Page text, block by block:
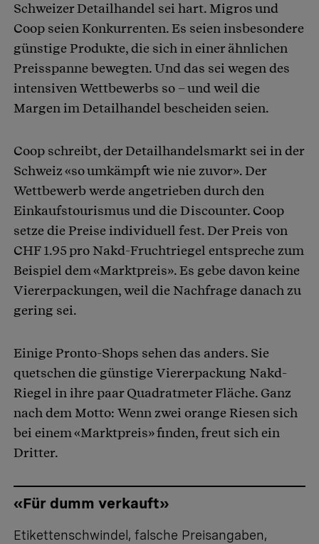
Schweizer Detailhandel sei hart. Migros und
Coop seien Konkurrenten. Es seien insbesondere
günstige Produkte, die sich in einer ähnlichen
Preisspanne bewegten. Und das sei wegen des
intensiven Wettbewerbs so – und weil die
Margen im Detailhandel bescheiden seien.
Coop schreibt, der Detailhandelsmarkt sei in der
Schweiz «so umkämpft wie nie zuvor». Der
Wettbewerb werde angetrieben durch den
Einkaufstourismus und die Discounter. Coop
setze die Preise individuell fest. Der Preis von
CHF 1.95 pro Nakd-Fruchtriegel entspreche zum
Beispiel dem «Marktpreis». Es gebe davon keine
Viererpackungen, weil die Nachfrage danach zu
gering sei.
Einige Pronto-Shops sehen das anders. Sie
quetschen die günstige Viererpackung Nakd-
Riegel in ihre paar Quadratmeter Fläche. Ganz
nach dem Motto: Wenn zwei orange Riesen sich
bei einem «Marktpreis» finden, freut sich ein
Dritter.
«Für dumm verkauft»
Etikettenschwindel, falsche Preisangaben,